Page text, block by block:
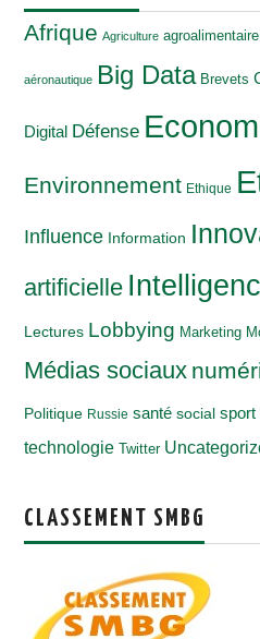
Afrique Agriculture agroalimentaire
aéronautique Big Data Brevets
Digital Défense
Environnement Ethique
Influence Information
artificielle
Lectures Lobbying Marketing
Médias sociaux
Politique Russie santé social sport
technologie Twitter
CLASSEMENT SMBG